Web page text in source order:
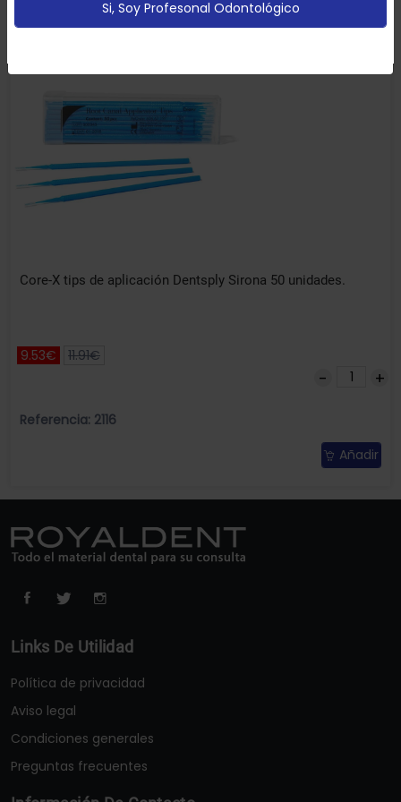
Core-X tips de aplicación Dentsply Sirona 50 unidades.
9.53€ 11.91€
Referencia: 2116
Añadir
Links De Utilidad
Política de privacidad
Aviso legal
Condiciones generales
Preguntas frecuentes
Si, Soy Profesonal Odontológico